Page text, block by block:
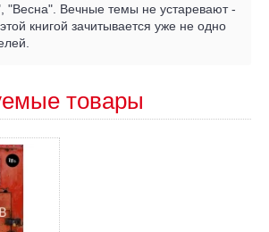
"Весна". Вечные темы не устаревают -
книгой зачитывается уже не одно
товары